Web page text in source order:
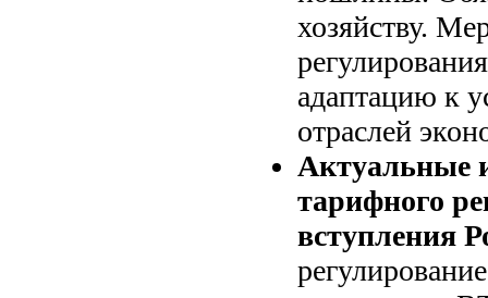
хозяйству.
адаптацию к
отраслей
Актуальные
тарифного
вступления